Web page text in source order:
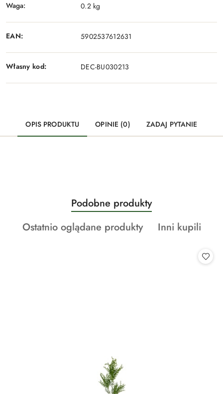
Waga:
0.2 kg
EAN: 5902537612631
Własny kod: DEC-BU030213
OPIS PRODUKTU OPINIE (0) ZADAJ PYTANIE
Pomiń karuzelę produktów
Produkty
o
statusie:
Podobne produkty
Produkty
Ostatnio oglądane produkty
Produkty
Inni kupili